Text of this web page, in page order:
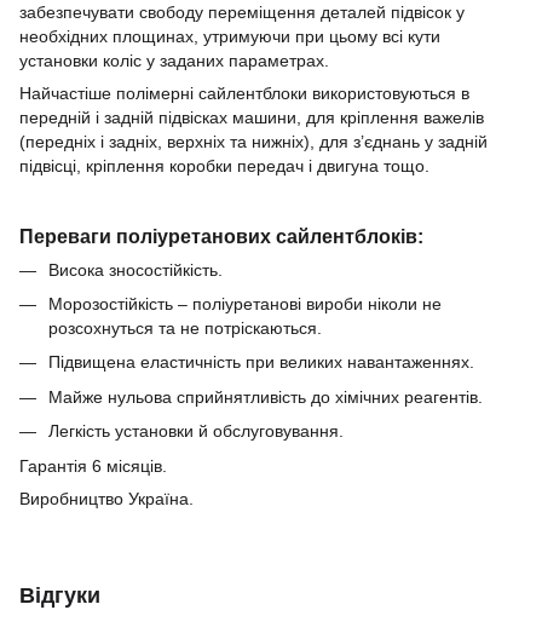
забезпечувати свободу переміщення деталей підвісок у
необхідних площинах, утримуючи при цьому всі кути
установки коліс у заданих параметрах.
Найчастіше полімерні сайлентблоки використовуються в
передній і задній підвісках машини, для кріплення важелів
(передніх і задніх, верхніх та нижніх), для з’єднань у задній
підвісці, кріплення коробки передач і двигуна тощо.
Переваги поліуретанових сайлентблоків:
Висока зносостійкість.
Морозостійкість – поліуретанові вироби ніколи не
розсохнуться та не потріскаються.
Підвищена еластичність при великих навантаженнях.
Майже нульова сприйнятливість до хімічних реагентів.
Легкість установки й обслуговування.
Гарантія 6 місяців.
Виробництво Україна.
Відгуки